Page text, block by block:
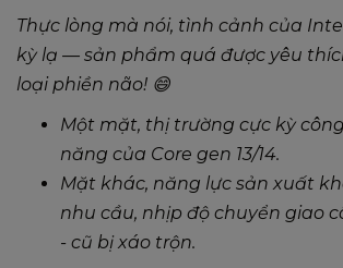
Thực lòng mà nói, tình cảnh của
kỳ lạ — sản phẩm quá được yêu
loại phiền não! 😄
Một mặt, thị trường cực kỳ
năng của Core gen 13/14.
Mặt khác, năng lực sản xuất
nhu cầu, nhịp độ chuyển giao
- cũ bị xáo trộn.